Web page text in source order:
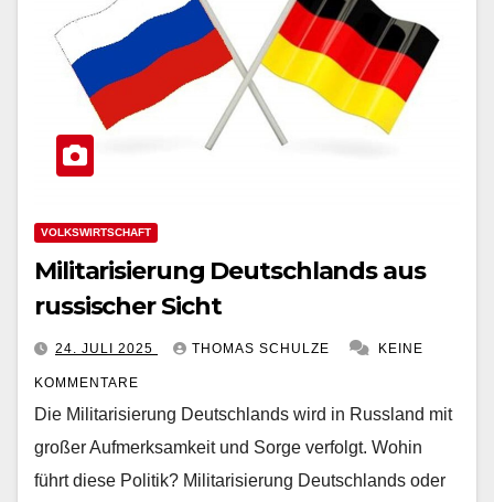
VOLKSWIRTSCHAFT
Militarisierung Deutschlands aus
russischer Sicht
24. JULI 2025 THOMAS SCHULZE KEINE
KOMMENTARE
Die Militarisierung Deutschlands wird in Russland mit
großer Aufmerksamkeit und Sorge verfolgt. Wohin
führt diese Politik? Militarisierung Deutschlands oder